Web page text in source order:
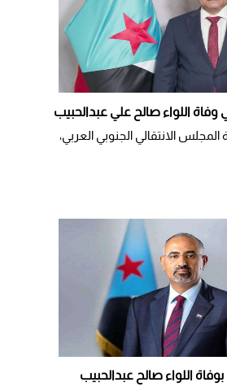
وفاة اللواء صالح علي عبدالحبيب
الانتقالي الجنوبي العربي،
اللواء صالح عبدالحبيب